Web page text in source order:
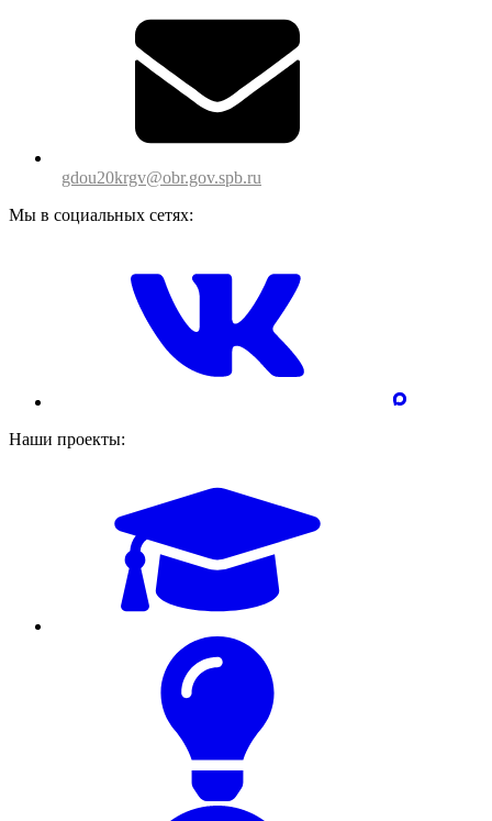
gdou20krgv@obr.gov.spb.ru
Мы в социальных сетях:
Наши проекты: